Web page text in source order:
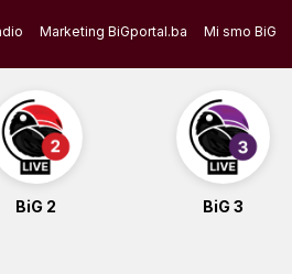
Marketing BiGportal.ba Mi smo BiG
BiG 2 BiG 3